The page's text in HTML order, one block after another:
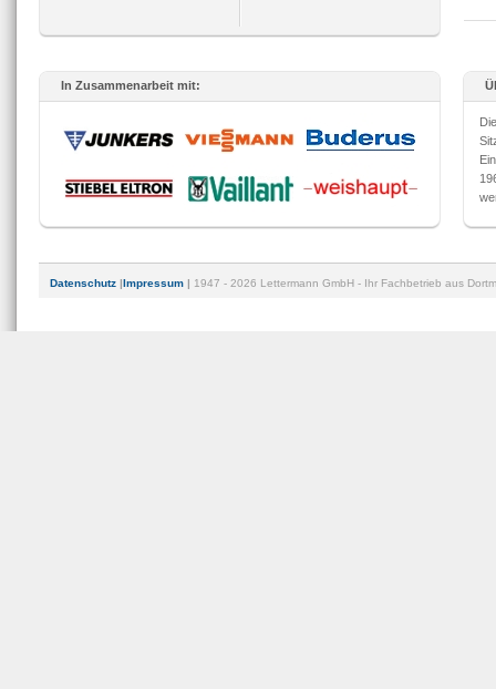
In Zusammenarbeit mit:
Datenschutz |Impressum | 1947 - 2026 Lettermann GmbH - Ihr Fachbetrieb aus